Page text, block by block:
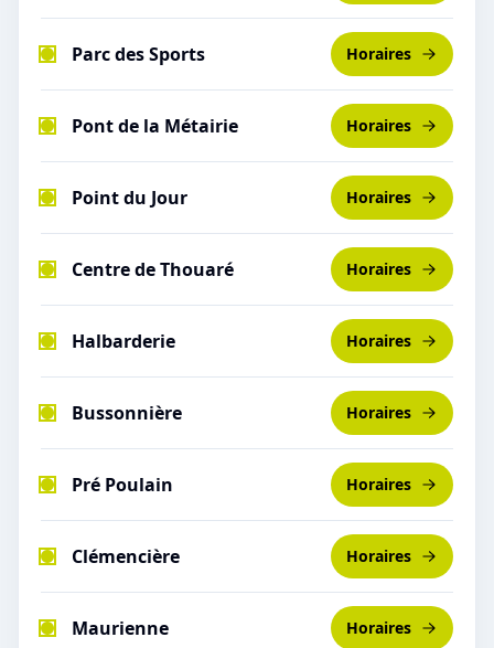
Parc des Sports Horaires
Pont de la Métairie Horaires
Point du Jour Horaires
Centre de Thouaré Horaires
Halbarderie Horaires
Bussonnière Horaires
Pré Poulain Horaires
Clémencière Horaires
Maurienne Horaires